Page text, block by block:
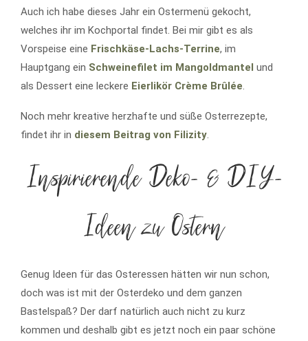
Auch ich habe dieses Jahr ein Ostermenü gekocht,
welches ihr im Kochportal findet. Bei mir gibt es als
Vorspeise eine Frischkäse-Lachs-Terrine, im
Hauptgang ein Schweinefilet im Mangoldmantel und
als Dessert eine leckere Eierlikör Crème Brûlée.
Noch mehr kreative herzhafte und süße Osterrezepte,
findet ihr in diesem Beitrag von Filizity.
Inspirierende Deko- & DIY-
Ideen zu Ostern
Genug Ideen für das Osteressen hätten wir nun schon,
doch was ist mit der Osterdeko und dem ganzen
Bastelspaß? Der darf natürlich auch nicht zu kurz
kommen und deshalb gibt es jetzt noch ein paar schöne